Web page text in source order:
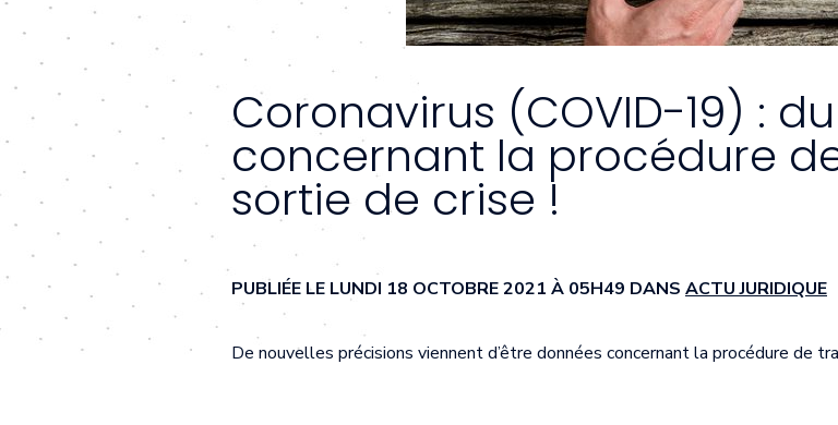
Coronavirus (COVID-19) :
concernant la procédure
sortie de crise !
PUBLIÉE LE LUNDI 18 OCTOBRE 2021 À 05H49 DANS ACTU JURIDIQUE
De nouvelles précisions viennent d’être données concernant la procédure de